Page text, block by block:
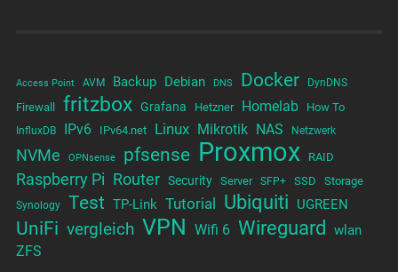
Access Point AVM Backup Debian DNS Docker DynDNS
Firewall fritzbox Grafana Hetzner Homelab How To
InfluxDB IPv6 IPv64.net Linux Mikrotik NAS Netzwerk
NVMe OPNsense pfsense Proxmox RAID
Raspberry Pi Router Security Server SFP+ SSD Storage
Synology Test TP-Link Tutorial Ubiquiti UGREEN
UniFi vergleich VPN Wifi 6 Wireguard wlan
ZFS